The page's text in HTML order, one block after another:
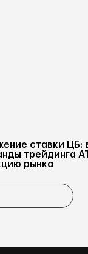
ставки ЦБ:
трейдинга
рынка